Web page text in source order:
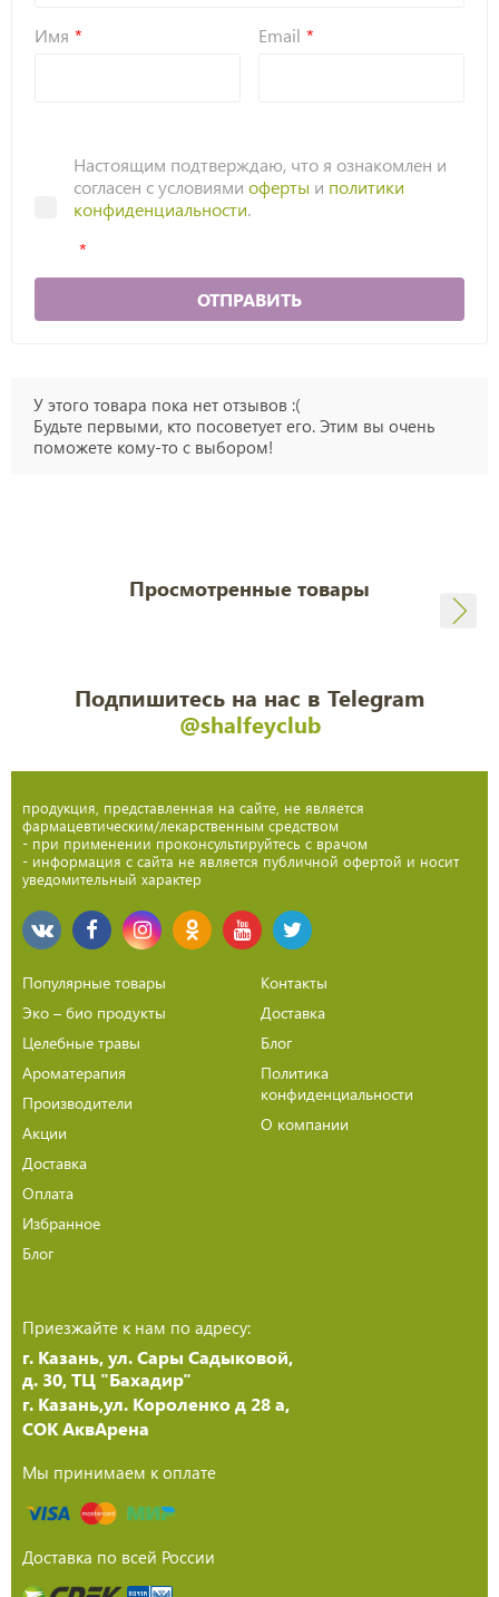
Имя Email
Настоящим подтверждаю, что я ознакомлен и
согласен с условиями оферты и политики
конфиденциальности.
ОТПРАВИТЬ
У этого товара пока нет отзывов :(
Будьте первыми, кто посоветует его. Этим вы очень
поможете кому-то с выбором!
Просмотренные товары
Подпишитесь на нас в Telegram
@shalfeyclub
продукция, представленная на сайте, не является
фармацевтическим/лекарственным средством
- при применении проконсультируйтесь с врачом
- информация с сайта не является публичной офертой и носит
уведомительный характер
Популярные товары
Эко – био продукты
Целебные травы
Ароматерапия
Производители
Акции
Доставка
Оплата
Избранное
Блог
Контакты
Доставка
Блог
Политика
конфиденциальности
О компании
Приезжайте к нам по адресу:
г. Казань, ул. Сары Садыковой,
д. 30, ТЦ "Бахадир"
г. Казань,ул. Короленко д 28 а,
СОК АквАрена
Мы принимаем к оплате
Доставка по всей России